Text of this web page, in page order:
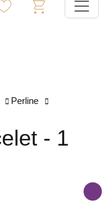
Perline
- 1